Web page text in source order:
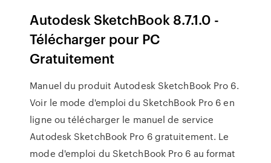
Autodesk SketchBook 8.7.1.0 -
Télécharger pour PC
Gratuitement
Manuel du produit Autodesk SketchBook Pro 6.
Voir le mode d'emploi du SketchBook Pro 6 en
ligne ou télécharger le manuel de service
Autodesk SketchBook Pro 6 gratuitement. Le
mode d'emploi du SketchBook Pro 6 au format